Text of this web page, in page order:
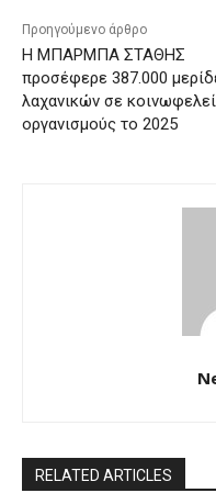
Προηγούμενο άρθρο
H ΜΠΑΡΜΠΑ ΣΤΑΘΗΣ
προσέφερε 387.000
λαχανικών σε
οργανισμούς το 2025
RELATED ARTICLES